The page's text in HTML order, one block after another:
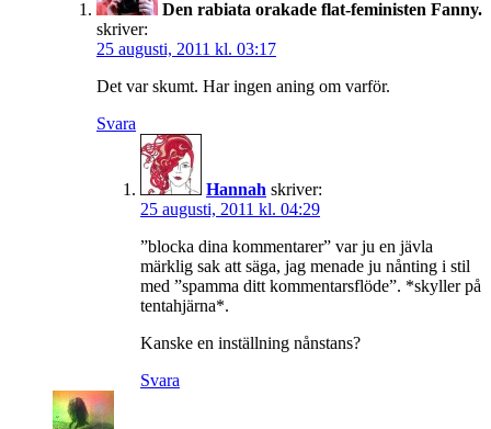
Den rabiata orakade flat-feministen Fanny.
skriver:
25 augusti, 2011 kl. 03:17
Det var skumt. Har ingen aning om varför.
Svara
Hannah skriver:
25 augusti, 2011 kl. 04:29
”blocka dina kommentarer” var ju en jävla
märklig sak att säga, jag menade ju nånting i stil
med ”spamma ditt kommentarsflöde”. *skyller på
tentahjärna*.
Kanske en inställning nånstans?
Svara